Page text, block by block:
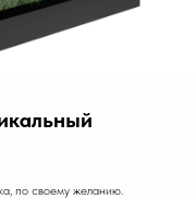
по своему желанию.